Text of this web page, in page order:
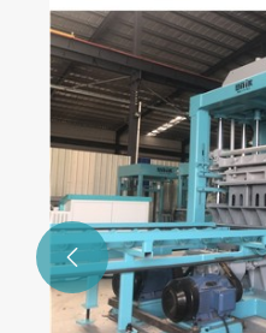
Mesin Paving Blok
Lihat Lebih Banyak >>
